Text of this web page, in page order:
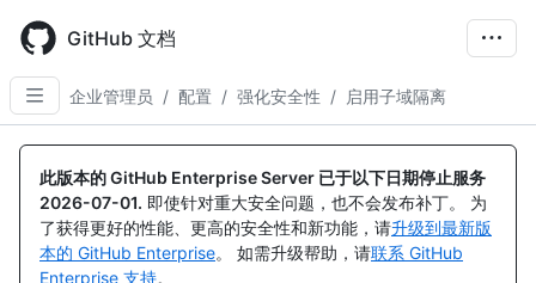
main
content
GitHub 文档
企业管理员 / 配置 / 强化安全性 / 启用子域隔离
此版本的 GitHub Enterprise Server 已于以下日期停止服务
2026-07-01. 即使针对重大安全问题，也不会发布补丁。 为
了获得更好的性能、更高的安全性和新功能，请升级到最新版
本的 GitHub Enterprise。 如需升级帮助，请联系 GitHub
Enterprise 支持。